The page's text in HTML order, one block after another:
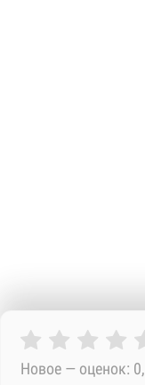
Новое — оценок: 0,